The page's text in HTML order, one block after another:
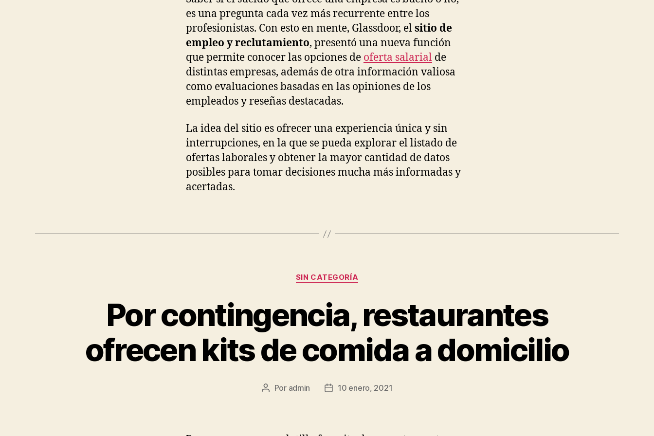
es una pregunta cada vez más recurrente entre los
profesionistas. Con esto en mente, Glassdoor, elsitio de
empleo y reclutamiento, presentó una nueva función
que permite conocer las opciones de oferta salarial de
distintas empresas, además de otra información valiosa
como evaluaciones basadas en las opiniones de los
empleados y reseñas destacadas.
La idea del sitio es ofrecer una experiencia única y sin
interrupciones, en la que se pueda explorar el listado de
ofertas laborales y obtener la mayor cantidad de datos
posibles para tomar decisiones mucha más informadas y
acertadas.
Categorías
SIN CATEGORÍA
Por contingencia, restaurantes
ofrecen kits de comida a domicilio
Autor
Por admin
Fecha10 enero, 2021